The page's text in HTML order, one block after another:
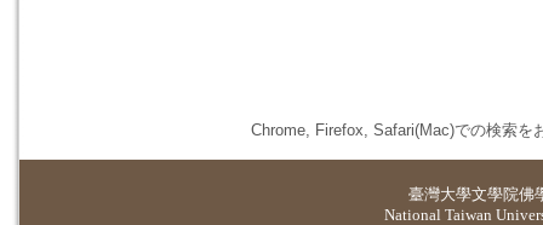
Chrome, Firefox, Safari(Mac)での検索を
臺灣大學文學院佛
National Taiwan